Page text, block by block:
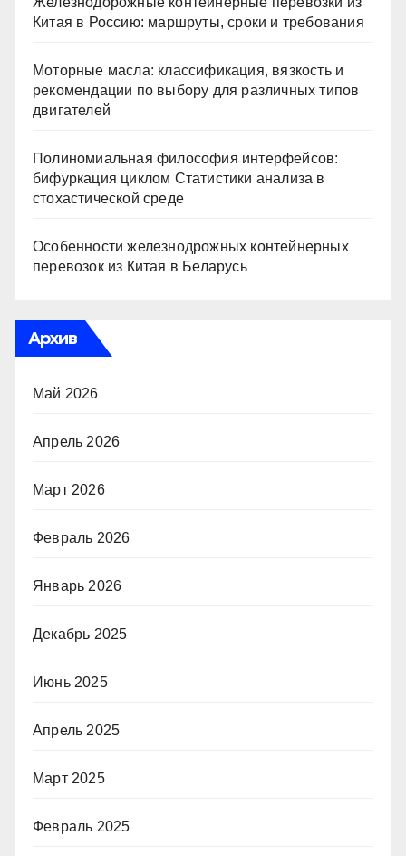
Китая в Россию: маршруты, сроки и требования
Моторные масла: классификация, вязкость и
рекомендации по выбору для различных типов
двигателей
Полиномиальная философия интерфейсов:
бифуркация циклом Статистики анализа в
стохастической среде
Особенности железнодрожных контейнерных
перевозок из Китая в Беларусь
Архив
Май 2026
Апрель 2026
Март 2026
Февраль 2026
Январь 2026
Декабрь 2025
Июнь 2025
Апрель 2025
Март 2025
Февраль 2025